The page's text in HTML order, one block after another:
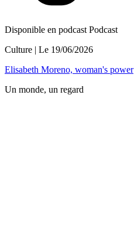
Disponible en podcast Podcast
Culture | Le 19/06/2026
Elisabeth Moreno, woman's power
Un monde, un regard